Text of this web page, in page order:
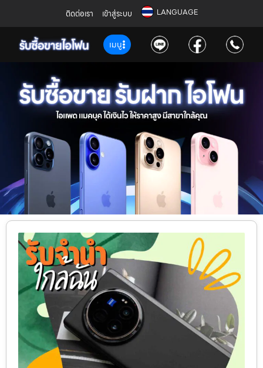
ติดต่อเรา เข้าสู่ระบบ LANGUAGE
เมนู